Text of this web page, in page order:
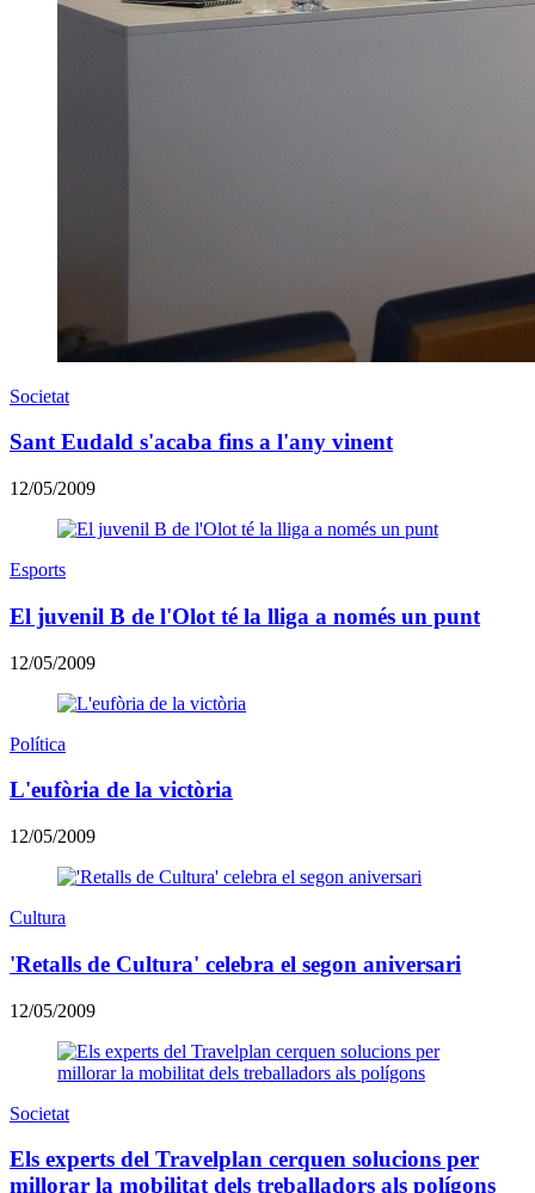
Societat
Sant Eudald s'acaba fins a l'any vinent
12/05/2009
Esports
El juvenil B de l'Olot té la lliga a només un punt
12/05/2009
Política
L'eufòria de la victòria
12/05/2009
Cultura
'Retalls de Cultura' celebra el segon aniversari
12/05/2009
Societat
Els experts del Travelplan cerquen solucions per
millorar la mobilitat dels treballadors als polígons